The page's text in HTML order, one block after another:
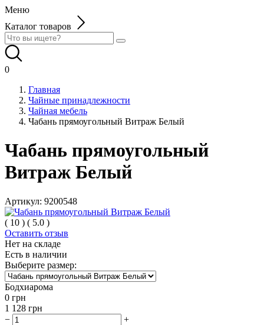
Меню
Каталог товаров
0
Главная
Чайные принадлежности
Чайная мебель
Чабань прямоугольный Витраж Белый
Чабань прямоугольный
Витраж Белый
Артикул: 9200548
( 10 ) ( 5.0 )
Оставить отзыв
Нет на складе
Есть в наличии
Выберите размер:
Бодхиарома
0 грн
1 128 грн
−
+